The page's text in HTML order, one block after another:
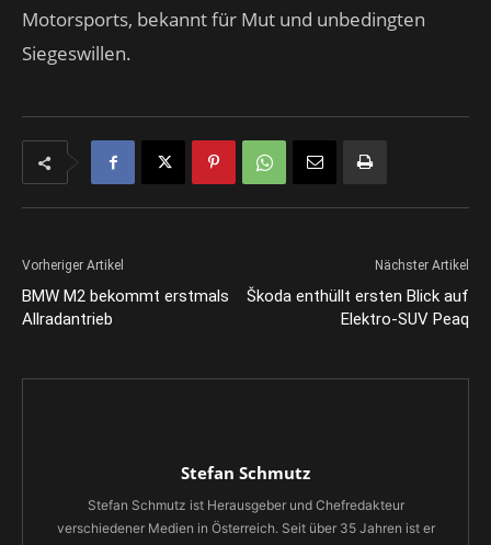
Motorsports, bekannt für Mut und unbedingten
Siegeswillen.
Vorheriger Artikel
BMW M2 bekommt erstmals
Allradantrieb
Nächster Artikel
Škoda enthüllt ersten Blick auf
Elektro-SUV Peaq
Stefan Schmutz
Stefan Schmutz ist Herausgeber und Chefredakteur
verschiedener Medien in Österreich. Seit über 35 Jahren ist er